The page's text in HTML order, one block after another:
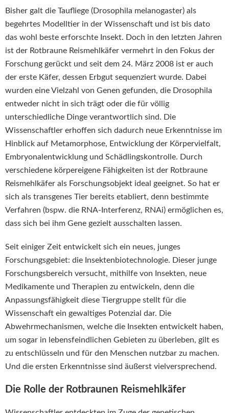
Bisher galt die Taufliege (Drosophila melanogaster) als
begehrtes Modelltier in der Wissenschaft und ist bis dato
das wohl beste erforschte Insekt. Doch in den letzten Jahren
ist der Rotbraune Reismehlkäfer vermehrt in den Fokus der
Forschung gerückt und seit dem 24. März 2008 ist er auch
der erste Käfer, dessen Erbgut sequenziert wurde. Dabei
wurden eine Vielzahl von Genen gefunden, die Drosophila
entweder nicht in sich trägt oder die für völlig
unterschiedliche Dinge verantwortlich sind. Die
Wissenschaftler erhoffen sich dadurch neue Erkenntnisse im
Hinblick auf Metamorphose, Entwicklung der Körpervielfalt,
Embryonalentwicklung und Schädlingskontrolle. Durch
verschiedene körpereigene Fähigkeiten ist der Rotbraune
Reismehlkäfer als Forschungsobjekt ideal geeignet. So hat er
sich als transgenes Tier bereits etabliert, denn bestimmte
Verfahren (bspw. die RNA-Interferenz, RNAi) ermöglichen es,
dass sich bei ihm Gene gezielt ausschalten lassen.
Seit einiger Zeit entwickelt sich ein neues, junges
Forschungsgebiet: die Insektenbiotechnologie. Dieser junge
Forschungsbereich versucht, mithilfe von Insekten, neue
Medikamente und Therapien zu entwickeln, denn die
Anpassungsfähigkeit diese Tiergruppe stellt für die
Wissenschaft ein gewaltiges Potenzial dar. Die
Abwehrmechanismen, welche die Insekten entwickelt haben,
um sogar in lebensfeindlichen Gebieten zu überleben, gilt es
zu entschlüsseln und für den Menschen nutzbar zu machen.
Und die ersten Erkenntnisse sind äußerst vielversprechend.
Die Rolle der Rotbraunen Reismehlkäfer